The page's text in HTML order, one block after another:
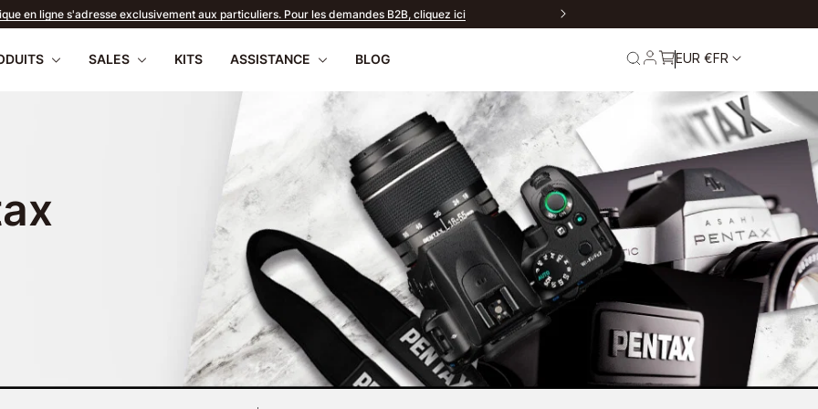
en ligne s'adresse exclusivement aux particuliers. Pour les demandes B2B, cliquez ici
III
SALES
OFFRES D'ÉTÉ 2026
KITS ASSISTANCE
Micrologiciel Retour Service et garantie
BLOG EUR €FR